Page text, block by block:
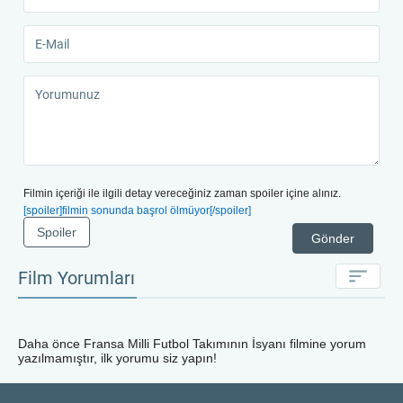
Filmin içeriği ile ilgili detay vereceğiniz zaman spoiler içine alınız.
[spoiler]filmin sonunda başrol ölmüyor[/spoiler]
Gönder
Spoiler
Film Yorumları
Daha önce Fransa Milli Futbol Takımının İsyanı filmine yorum
yazılmamıştır, ilk yorumu siz yapın!